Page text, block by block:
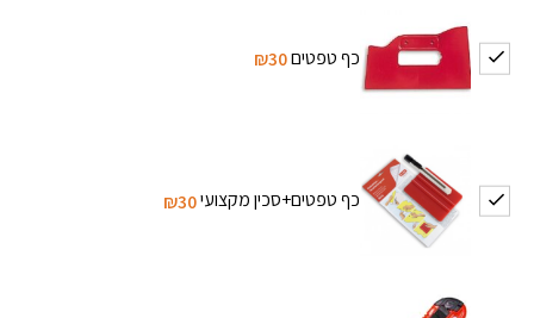
כף טפטים₪30
כף טפטים+סכין מקצועי₪30